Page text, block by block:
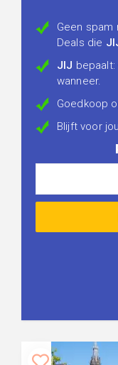
Geen spam
Deals die
JIJ
wanneer.
Goedkoop
Blijft voor